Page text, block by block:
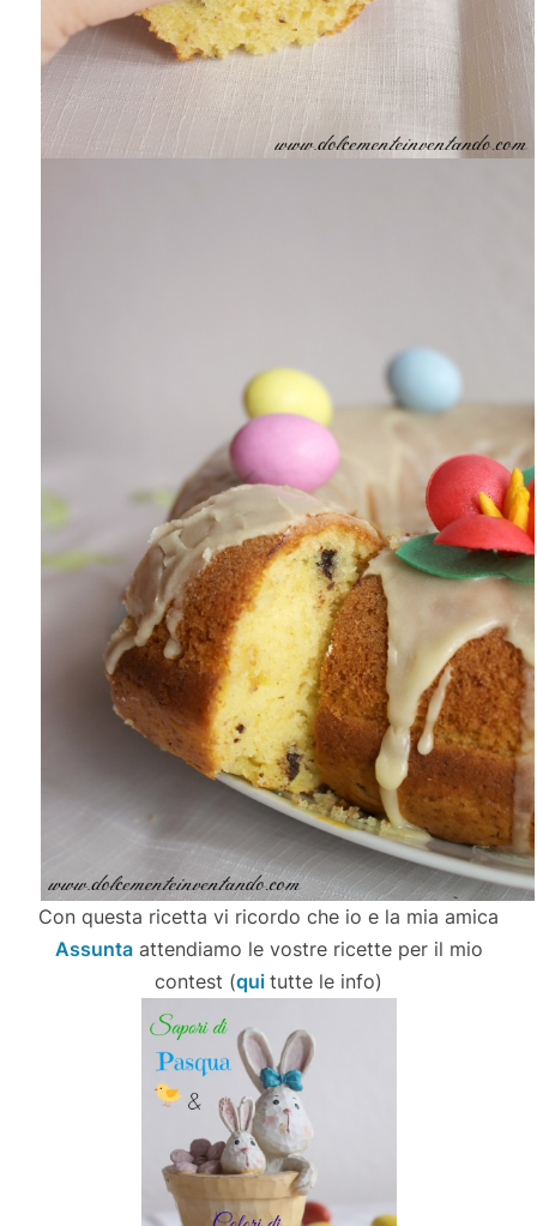
Con questa ricetta vi ricordo che io e la mia amica
Assuntaattendiamo le vostre ricette per il mio
contest (qui tutte le info)